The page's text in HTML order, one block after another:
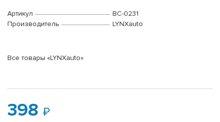
Артикул
BC-0231
Производитель
LYNXauto
Все товары «LYNXauto»
398